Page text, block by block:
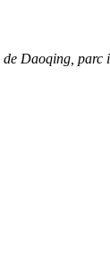
Daoqing,